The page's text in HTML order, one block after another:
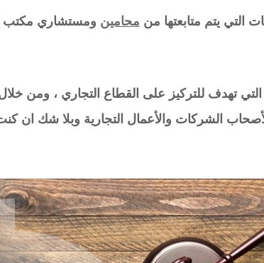
التي يتم متابعتها من محامين ومستشاري مكتب
التي تهدف للتركيز على القطاع التجاري ، ومن
الشركات والأعمال التجارية وبلا شك